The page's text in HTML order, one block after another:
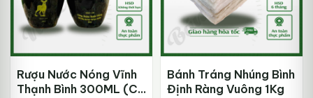
Rượu Nước Nóng Vĩnh
Thạnh Bình 300ML (Có
Bánh Tráng Nhúng Bình
Định Ràng Vuông 1Kg